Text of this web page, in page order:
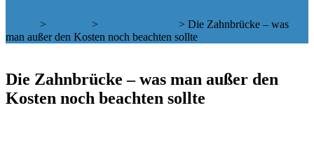
> > > Die Zahnbrücke – was
man außer den Kosten noch beachten sollte
Die Zahnbrücke – was man außer den
Kosten noch beachten sollte